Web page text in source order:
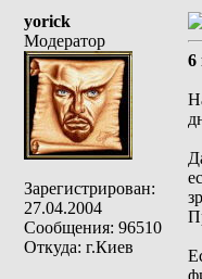
yorick
Модератор
Зарегистрирован:
27.04.2004
Сообщения: 96510
Откуда: г.Киев
6